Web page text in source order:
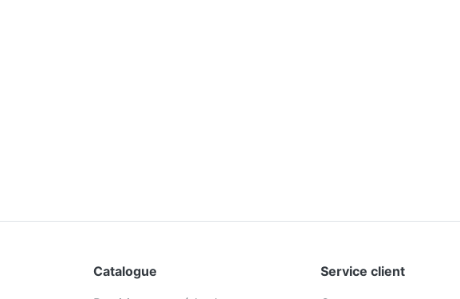
Catalogue
Service client